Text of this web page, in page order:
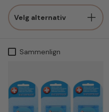
Velg alternativ
Sammenlign